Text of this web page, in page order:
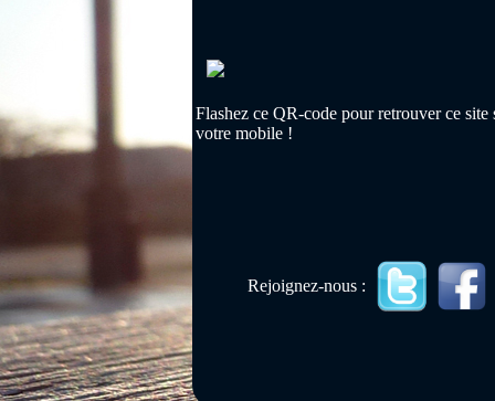
Flashez ce QR-code pour retrouver ce site
votre mobile !
Rejoignez-nous :